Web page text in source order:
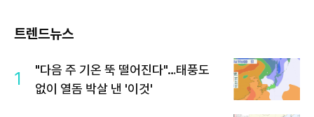
트렌드뉴스
1
"다음 주 기온 뚝 떨어진다"…태풍도
없이 열돔 박살 낸 '이것'